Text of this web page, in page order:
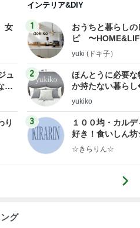
女
ュ
す
り
インテリア&DIY
1
おうちと暮らしの
ピ 〜
yuki (ドキ子）
2
ほんとうに必要な
か持たない暮ら
ep Life Simple◆
yukiko
3
１００均・カルデ
好き！食いしん
らりん☆のブログ
☆きらりん☆
グ